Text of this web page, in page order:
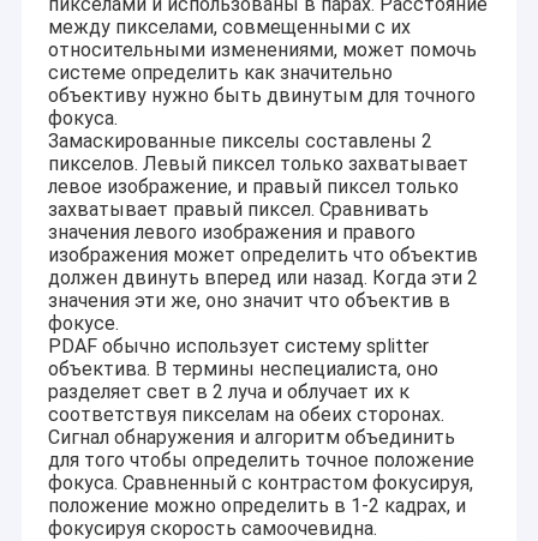
между пикселами, совмещенными с их
относительными изменениями, может помочь
системе определить как значительно
объективу нужно быть двинутым для точного
фокуса.
Замаскированные пикселы составлены 2
пикселов. Левый пиксел только захватывает
левое изображение, и правый пиксел только
захватывает правый пиксел. Сравнивать
значения левого изображения и правого
изображения может определить что объектив
должен двинуть вперед или назад. Когда эти 2
значения эти же, оно значит что объектив в
фокусе.
PDAF обычно использует систему splitter
объектива. В термины неспециалиста, оно
разделяет свет в 2 луча и облучает их к
соответствуя пикселам на обеих сторонах.
Сигнал обнаружения и алгоритм объединить
для того чтобы определить точное положение
фокуса. Сравненный с контрастом фокусируя,
положение можно определить в 1-2 кадрах, и
фокусируя скорость самоочевидна.